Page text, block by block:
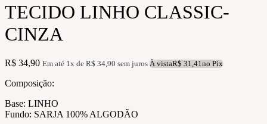
TECIDO LINHO CLASSIC-
CINZA
R$ 34,90 Em até 1x de R$ 34,90 sem juros À vistaR$ 31,41no Pix
Composição:
Base: LINHO
Fundo: SARJA 100% ALGODÃO